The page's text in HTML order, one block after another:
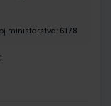
ministarstva: 6178